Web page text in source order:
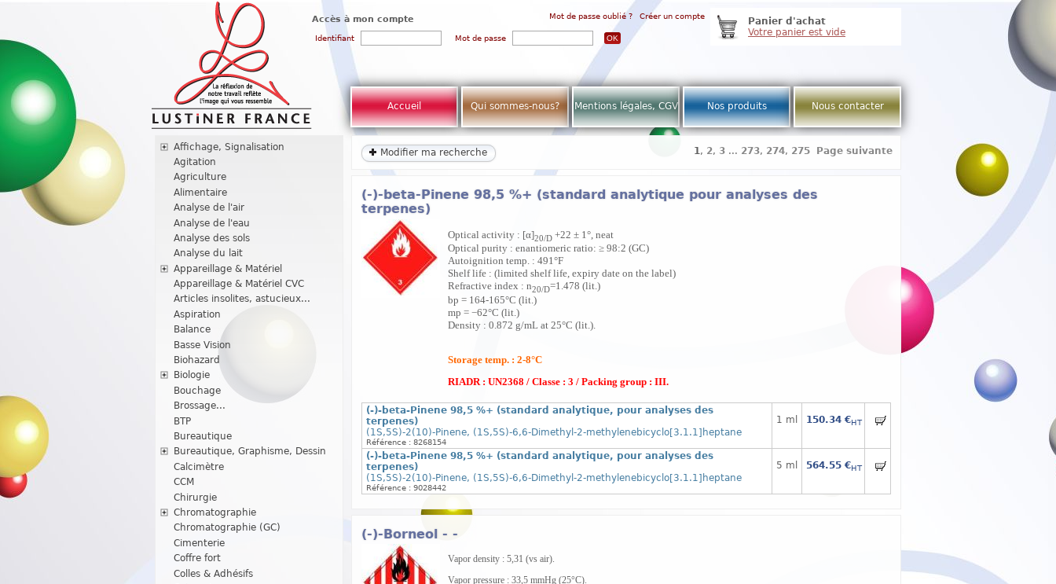
Accès à mon compte Mot de passe oublié ? Créer un compte
Identifiant Mot de passe
Panier d'achat
Votre panier est vide
Accueil Qui sommes-nous? Mentions légales, CGV Nos produits Nous contacter
Affichage, Signalisation
Agitation
Agriculture
Alimentaire
Analyse de l'air
Analyse de l'eau
Analyse des sols
Analyse du lait
Appareillage & Matériel
Appareillage & Matériel CVC
Articles insolites, astucieux...
Aspiration
Balance
Basse Vision
Biohazard
Biologie
Bouchage
Brossage...
BTP
Bureautique
Bureautique, Graphisme, Dessin
Calcimètre
CCM
Chirurgie
Chromatographie
Chromatographie (GC)
Cimenterie
Coffre fort
Colles & Adhésifs
Modifier ma recherche 1, 2, 3 ... 273, 274, 275 Page suivante
(-)-beta-Pinene 98,5 %+ (standard analytique pour analyses des
terpenes)
Optical activity : [α]20/D+22 ± 1°, neat
Optical purity : enantiomeric ratio: ≥ 98:2 (GC)
Autoignition temp. : 491°F
Shelf life : (limited shelf life, expiry date on the label)
Refractive index : n20/D=1.478 (lit.)
bp = 164-165°C (lit.)
mp = −62°C (lit.)
Density : 0.872 g/mL at 25°C (lit.).
Storage temp. : 2-8°C
RIADR : UN2368 / Classe : 3 / Packing group : III.
(-)-beta-Pinene 98,5 %+ (standard analytique, pour analyses des
terpenes)
(1S,5S)-2(10)-Pinene, (1S,5S)-6,6-Dimethyl-2-methylenebicyclo[3.1.1]heptane
Référence : 8268154
1 ml 150.34 €HT
(-)-beta-Pinene 98,5 %+ (standard analytique, pour analyses des
terpenes)
(1S,5S)-2(10)-Pinene, (1S,5S)-6,6-Dimethyl-2-methylenebicyclo[3.1.1]heptane
Référence : 9028442
5 ml 564.55 €HT
(-)-Borneol - -
Vapor density : 5,31 (vs air).
Vapor pressure : 33,5 mmHg (25°C).